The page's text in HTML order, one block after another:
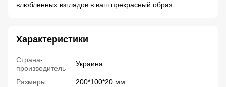
влюбленных взглядов в ваш прекрасный образ.
Характеристики
Страна-
производитель
Украина
Размеры 200*100*20 мм